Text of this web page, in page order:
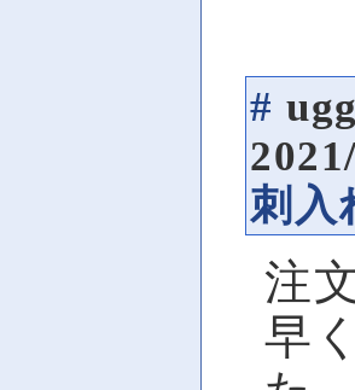
#
刺入
注
早